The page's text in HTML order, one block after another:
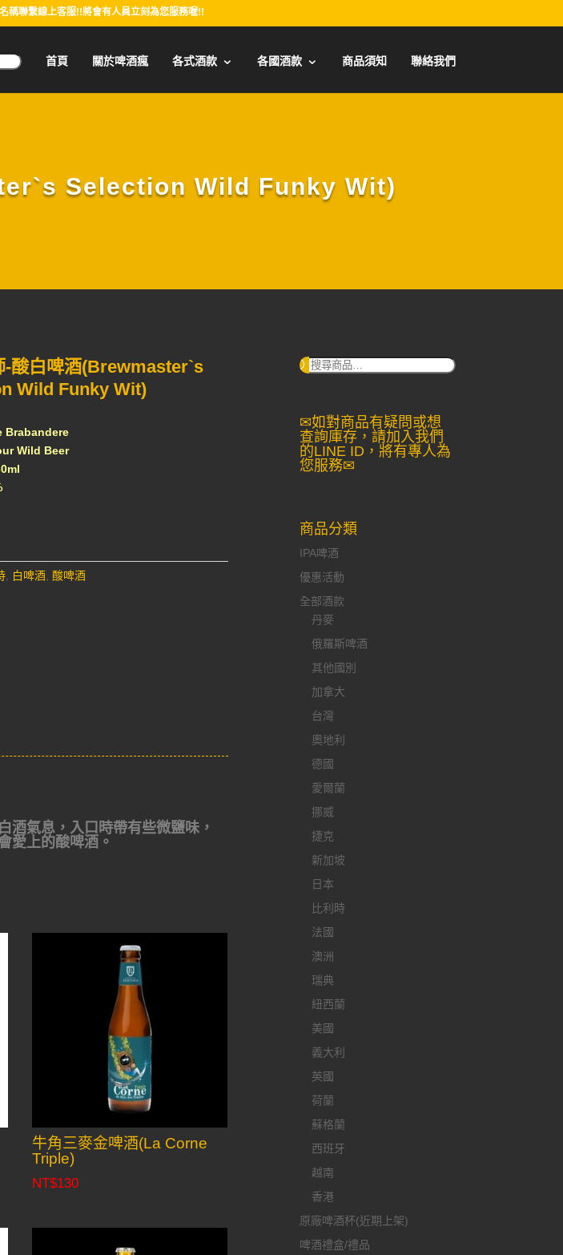
稱聯繫線上客服!!將會有人員立刻為您服務喔!!
搜
尋：
首頁 關於啤酒瘋 各式酒款 各國酒款 商品須知 聯絡我們
Selection Wild Funky Wit)
-酸白啤酒(Brewmaster`s
Wild Funky Wit)
Wild Beer
, 白啤酒, 酸啤酒
酒氣息，入口時帶有些微鹽味，
愛上的酸啤酒。
牛角三麥金啤酒(La Corne
Triple)
NT$130
搜
✉如對商品有疑問或想
查詢庫存，請加入我們
的LINE ID，將有專人為
您服務✉
商品分類
IPA啤酒
優惠活動
全部酒款
丹麥
俄羅斯啤酒
其他國別
加拿大
台灣
奧地利
德國
愛爾蘭
挪威
捷克
新加坡
日本
比利時
法國
澳洲
瑞典
紐西蘭
美國
義大利
英國
荷蘭
蘇格蘭
西班牙
越南
香港
原廠啤酒杯(近期上架)
啤酒禮盒/禮品